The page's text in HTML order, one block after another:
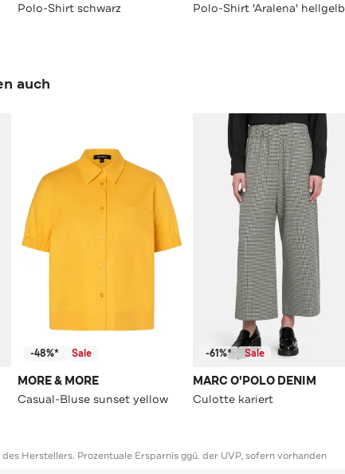
Polo-Shirt schwarz Polo-Shirt 'Aralena' hellgelb
auch
-48%* Sale
MORE & MORE
Casual-Bluse sunset yellow
-61%* Sale
MARC O'POLO DENIM
Culotte kariert
Herstellers. Prozentuale Ersparnis ggü. der UVP, sofern vorhanden